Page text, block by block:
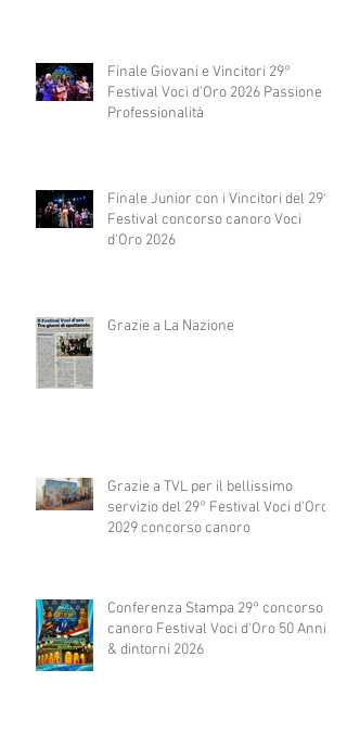
Finale Giovani e Vincitori 29°
Festival Voci d'Oro 2026 Passione e
Professionalità
Finale Junior con i Vincitori del 29°
Festival concorso canoro Voci
d'Oro 2026
Grazie a La Nazione
Grazie a TVL per il bellissimo
servizio del 29° Festival Voci d'Oro
2029 concorso canoro
Conferenza Stampa 29° concorso
canoro Festival Voci d'Oro 50 Anni
& dintorni 2026